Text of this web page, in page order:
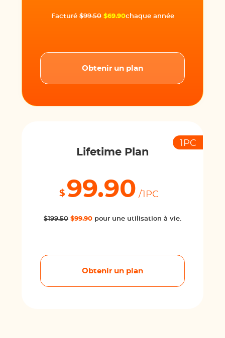
Facturé$99.50 $69.90chaque année
Obtenir un plan
Lifetime Plan
1PC
$ 99.90 /1PC
$199.50 $99.90 pour une utilisation à vie.
Obtenir un plan